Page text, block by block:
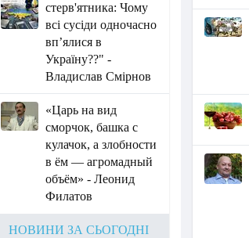
стерв'ятника: Чому
всі сусіди одночасно
вп’ялися в
Україну??" -
Владислав Смірнов
«Царь на вид
сморчок, башка с
кулачок, а злобности
в ём — агромадный
объём» - Леонид
Филатов
НОВИНИ ЗА СЬОГОДНІ